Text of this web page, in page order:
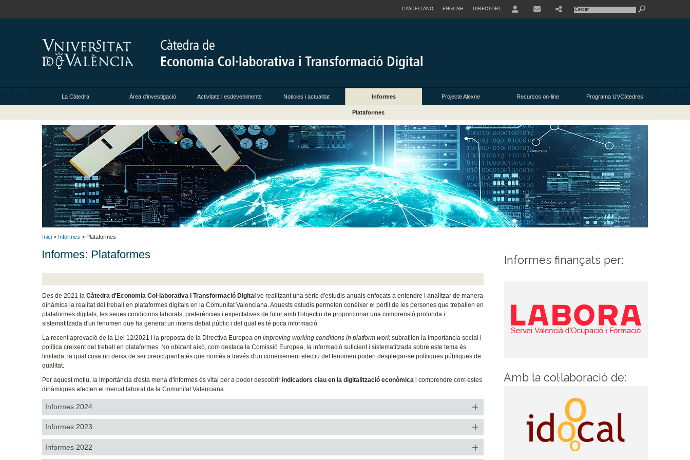
CASTELLANO ENGLISH DIRECTORI
La Càtedra Àrea d'investigació Activitats i esdeveniments Noticies i actualitat Informes Projecte Alexne Recursos on-line Programa UVCàtedres
Plataformes
Inici > Informes > Plataformes
Informes: Plataformes
Des de 2021 laCàtedra d'Economia Col·laborativa i Transformació Digital ve realitzant una sèrie d'estudis anuals enfocats a entendre i analitzar de manera
dinàmica la realitat del treball en plataformes digitals en la Comunitat Valenciana. Aquests estudis permeten conéixer el perfil de les persones que treballen en
plataformes digitals, les seues condicions laborals, preferències i expectatives de futur amb l'objectiu de proporcionar una comprensió profunda i
sistematitzada d'un fenomen que ha generat un intens debat públic i del qual es té poca informació.
La recent aprovació de la Llei 12/2021 i la proposta de la Directiva Europeaon improving working conditions in platform worksubratllen la importància social i
política creixent del treball en plataformes. No obstant això, com destaca la Comissió Europea, la informació suficient i sistematitzada sobre este tema és
limitada, la qual cosa no deixa de ser preocupant atés que només a través d'un coneixement efectiu del fenomen poden desplegar-se polítiques públiques de
qualitat.
Per aquest motiu, la importància d'esta mena d'informes és vital per a poder descobririndicadors clau en la digitalització econòmica i comprendre com estes
dinàmiques afecten el mercat laboral de la Comunitat Valenciana.
Informes 2024
Informes 2023
Informes 2022
Informes finançats per:
Amb la col·laboració de: